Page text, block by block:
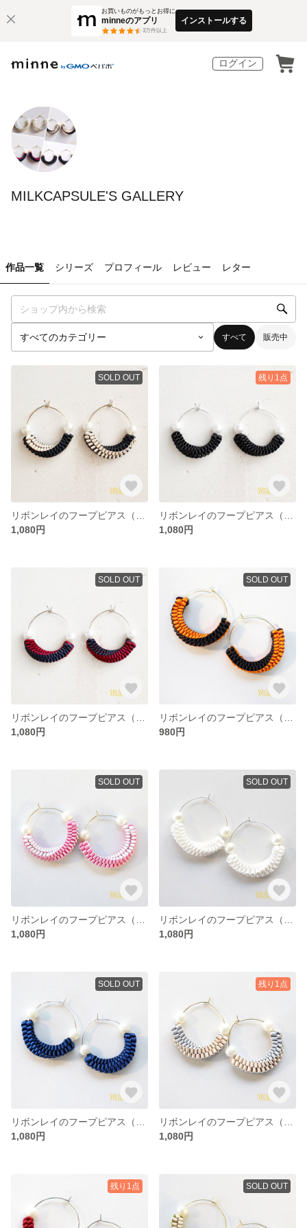
お買いものがもっとお得に
minneのアプリ
3万件以上
インストールする
ログイン
MILKCAPSULE'S GALLERY
作品一覧 シリーズ プロフィール レビュー レター
すべて 販売中
SOLD OUT
1,080円
残り1点
1,080円
SOLD OUT
1,080円
SOLD OUT
980円
SOLD OUT
1,080円
SOLD OUT
1,080円
SOLD OUT
1,080円
残り1点
1,080円
残り1点 SOLD OUT